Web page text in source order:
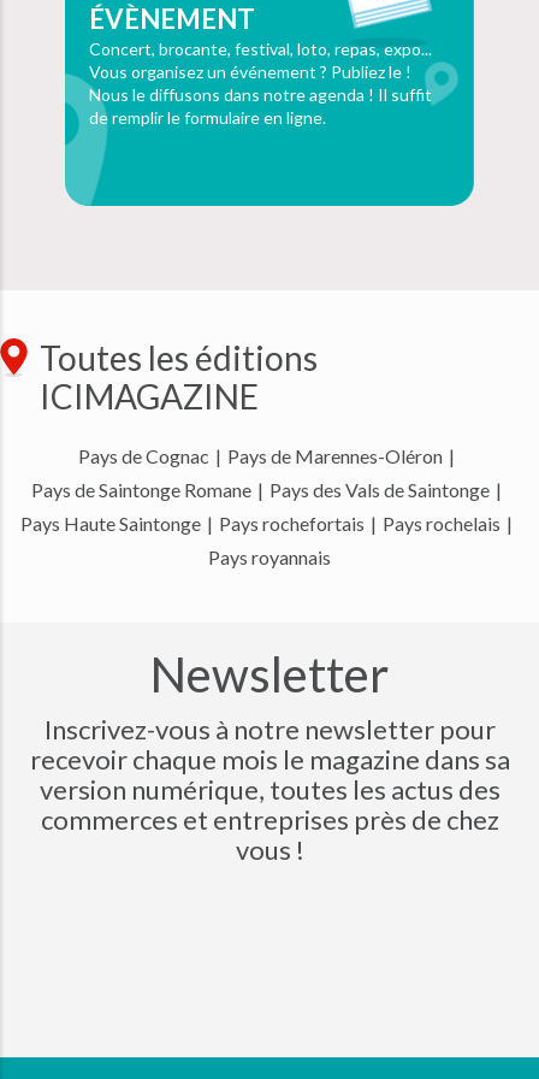
ÉVÈNEMENT
Concert, brocante, festival, loto, repas, expo...
Vous organisez un événement ? Publiez le !
Nous le diffusons dans notre agenda ! Il suffit
de remplir le formulaire en ligne.
Toutes les éditions
ICIMAGAZINE
Pays de Cognac | Pays de Marennes-Oléron |
Pays de Saintonge Romane | Pays des Vals de Saintonge |
Pays Haute Saintonge | Pays rochefortais | Pays rochelais |
Pays royannais
Newsletter
Inscrivez-vous à notre newsletter pour
recevoir chaque mois le magazine dans sa
version numérique, toutes les actus des
commerces et entreprises près de chez
vous !